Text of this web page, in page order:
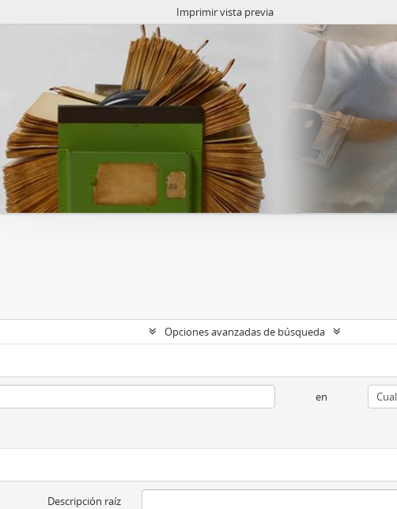
Imprimir vista previa
Opciones avanzadas de búsqueda
en
Descripción raíz